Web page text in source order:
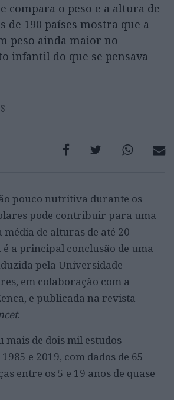
compara o peso e a altura de
de 190 países mostra que a
peso ainda maior no
infantil do que se pensava
pouco nutritiva durante os
pode contribuir para uma
média de alturas de até 20
é a principal conclusão de uma
pela Universidade
em colaboração com a
e publicada na revista
.
mais de dois mil estudos
e 2019, com dados de 65
entre os 5 e 19 anos de quase